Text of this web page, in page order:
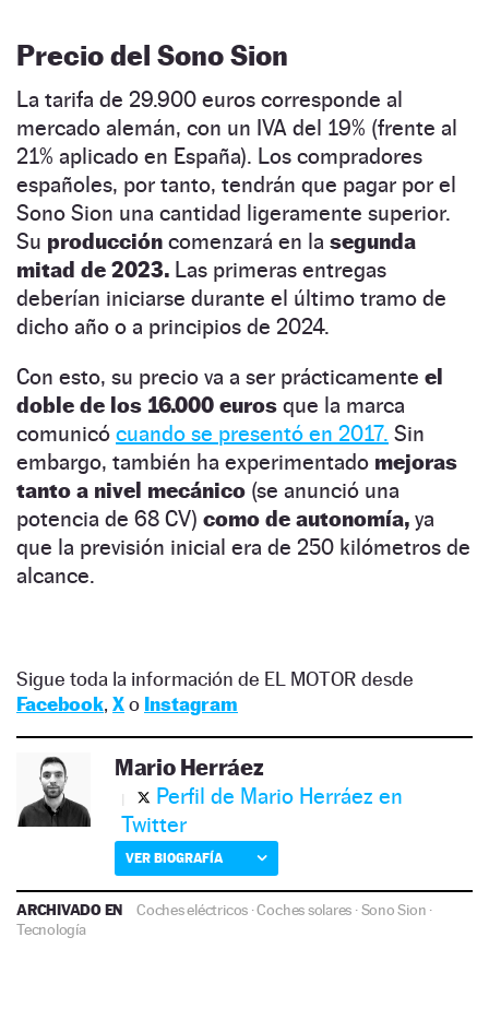
Precio del Sono Sion
La tarifa de 29.900 euros corresponde al
mercado alemán, con un IVA del 19% (frente al
21% aplicado en España). Los compradores
españoles, por tanto, tendrán que pagar por el
Sono Sion una cantidad ligeramente superior.
Su producción comenzará en la segunda
mitad de 2023. Las primeras entregas
deberían iniciarse durante el último tramo de
dicho año o a principios de 2024.
Con esto, su precio va a ser prácticamente el
doble de los 16.000 euros que la marca
comunicó cuando se presentó en 2017. Sin
embargo, también ha experimentado mejoras
tanto a nivel mecánico (se anunció una
potencia de 68 CV) como de autonomía, ya
que la previsión inicial era de 250 kilómetros de
alcance.
Sigue toda la información de EL MOTOR desde
Facebook, Xo Instagram
Mario Herráez
Perfil de Mario Herráez en
Twitter
VER BIOGRAFÍA
ARCHIVADO EN Coches eléctricos ·Coches solares ·Sono Sion ·
Tecnología